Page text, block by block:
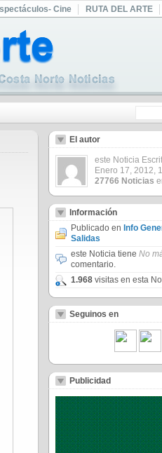
Cine RUTA DEL ARTE
El autor
este Noticia
Enero 17, 2012,
27766 Noticias
Información
Publicado en Info
Salidas
este Noticia tiene No
comentario.
1.968 visitas en esta
Seguinos en
Publicidad